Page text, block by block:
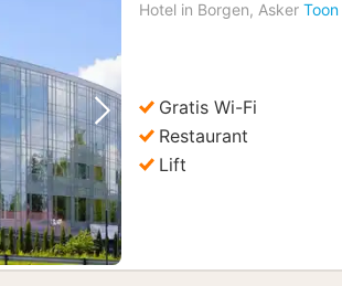
Volgende foto
Hotel in Borgen, Asker
Gratis Wi-Fi
Restaurant
Lift